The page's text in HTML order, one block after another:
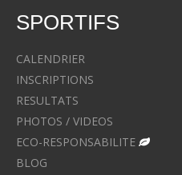
SPORTIFS
CALENDRIER
INSCRIPTIONS
RESULTATS
PHOTOS / VIDEOS
ECO-RESPONSABILITE
BLOG